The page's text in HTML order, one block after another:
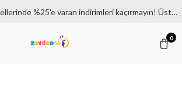
Miniklerin favori modellerinde %25'e varan indirimleri kaçırmayın! Üstelik 1500₺ ve üzeri siparişlerde kargo bedava.
0